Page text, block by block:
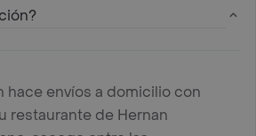
hace envíos a domicilio con
restaurante de Hernan